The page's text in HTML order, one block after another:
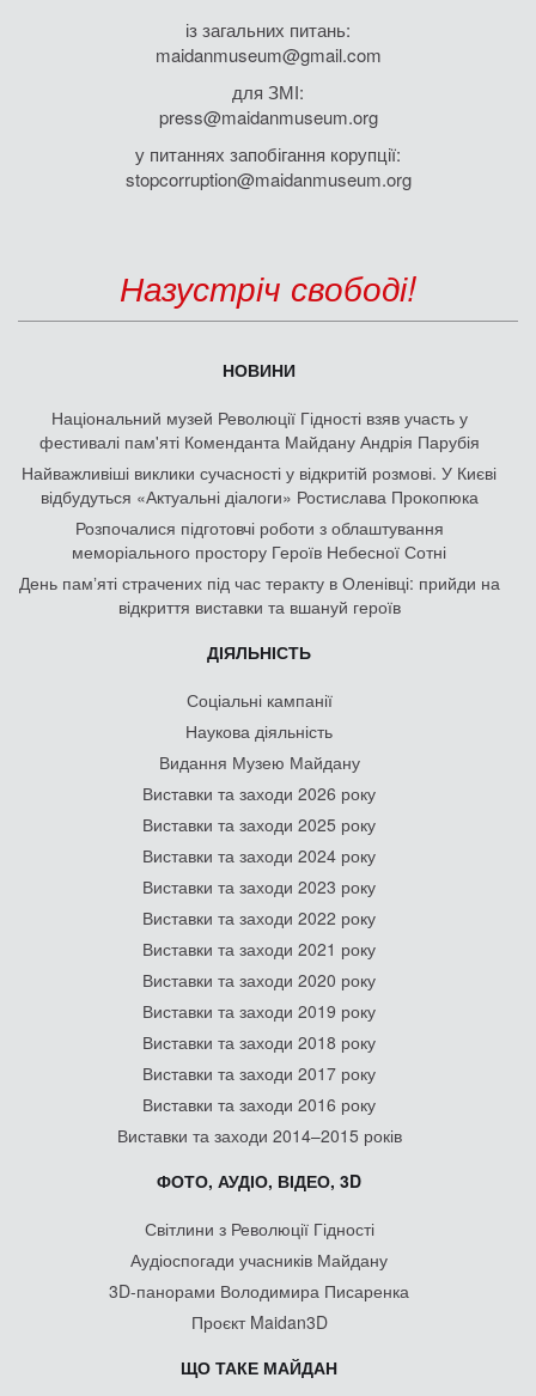
із загальних питань:
maidanmuseum@gmail.com
для ЗМІ:
press@maidanmuseum.org
у питаннях запобігання корупції:
stopcorruption@maidanmuseum.org
Назустріч свободі!
НОВИНИ
Національний музей Революції Гідності взяв участь у
фестивалі пам'яті Коменданта Майдану Андрія Парубія
Найважливіші виклики сучасності у відкритій розмові. У Києві
відбудуться «Актуальні діалоги» Ростислава Прокопюка
Розпочалися підготовчі роботи з облаштування
меморіального простору Героїв Небесної Сотні
День памʼяті страчених під час теракту в Оленівці: прийди на
відкриття виставки та вшануй героїв
ДІЯЛЬНІСТЬ
Соціальні кампанії
Наукова діяльність
Видання Музею Майдану
Виставки та заходи 2026 року
Виставки та заходи 2025 року
Виставки та заходи 2024 року
Виставки та заходи 2023 року
Виставки та заходи 2022 року
Виставки та заходи 2021 року
Виставки та заходи 2020 року
Виставки та заходи 2019 року
Виставки та заходи 2018 року
Виставки та заходи 2017 року
Виставки та заходи 2016 року
Виставки та заходи 2014–2015 років
ФОТО, АУДІО, ВІДЕО, 3D
Світлини з Революції Гідності
Аудіоспогади учасників Майдану
3D-панорами Володимира Писаренка
Проєкт Maidan3D
ЩО ТАКЕ МАЙДАН